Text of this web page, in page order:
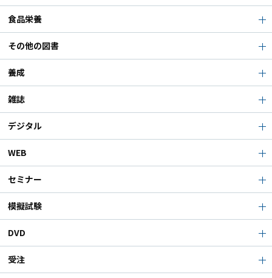
食品栄養
その他の図書
養成
雑誌
デジタル
WEB
セミナー
模擬試験
DVD
受注